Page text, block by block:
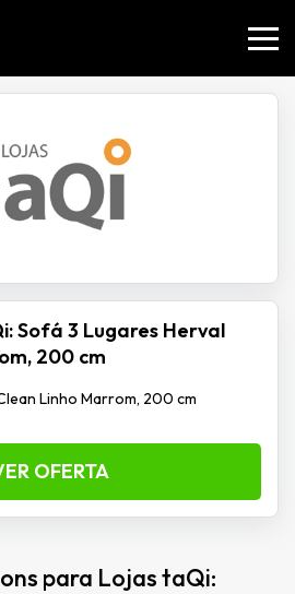
Sofá 3 Lugares Herval
200 cm
Linho Marrom, 200 cm
OFERTA
para Lojas taQi: